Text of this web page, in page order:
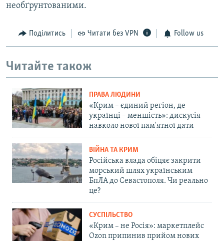
необґрунтованими.
Поділитись Читати без VPN Follow us
Читайте також
ПРАВА ЛЮДИНИ
«Крим – єдиний регіон, де
українці – меншість»: дискусія
навколо нової пам'ятної дати
ВІЙНА ТА КРИМ
Російська влада обіцяє закрити
морський шлях українським
БпЛА до Севастополя. Чи реально
це?
СУСПІЛЬСТВО
«Крим – не Росія»: маркетплейс
Ozon припинив прийом нових